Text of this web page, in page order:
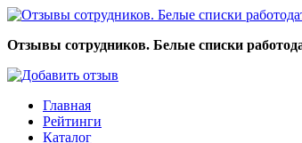
Отзывы сотрудников. Белые списки
Главная
Рейтинги
Каталог